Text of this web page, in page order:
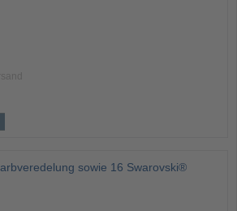
sowie 16 Swarovski®